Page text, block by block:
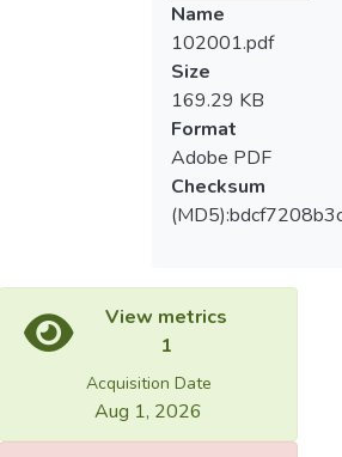
Name
102001.pdf
Size
169.29 KB
Format
Adobe PDF
Checksum
View metrics
1
Acquisition Date
Aug 1, 2026